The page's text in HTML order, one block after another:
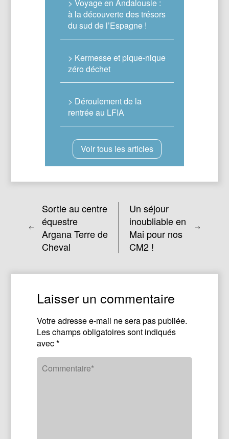
> Voyage en Andalousie :
à la découverte des trésors
du sud de l’Espagne !
> Kermesse et pique-nique
zéro déchet
> Déroulement de la
rentrée au LFIA
Voir tous les articles
Sortie au centre
équestre
Argana Terre de
Cheval
Un séjour
inoubliable en
Mai pour nos
CM2 !
Laisser un commentaire
Votre adresse e-mail ne sera pas publiée.
Les champs obligatoires sont indiqués
avec*